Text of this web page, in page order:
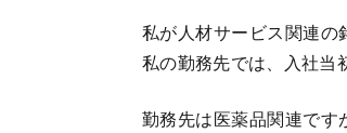
私が人材サービス関連の
私の勤務先では、入社当
勤務先は医薬品関連で